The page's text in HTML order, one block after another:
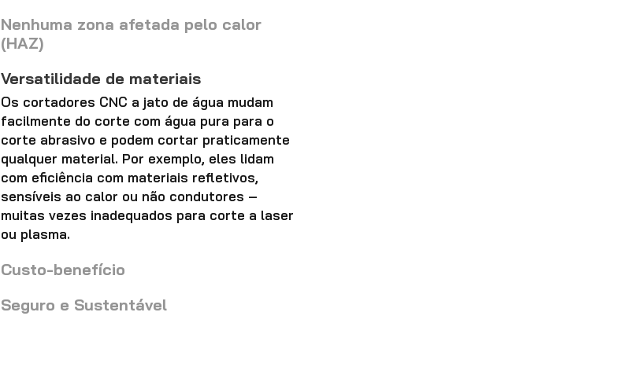
Nenhuma zona afetada pelo calor
(HAZ)
Versatilidade de materiais
Os cortadores CNC a jato de água mudam
facilmente do corte com água pura para o
corte abrasivo e podem cortar praticamente
qualquer material. Por exemplo, eles lidam
com eficiência com materiais refletivos,
sensíveis ao calor ou não condutores –
muitas vezes inadequados para corte a laser
ou plasma.
Custo-benefício
Seguro e Sustentável